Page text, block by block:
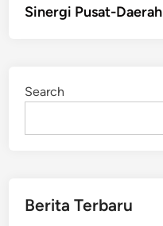
Sinergi Pusat-Daerah
Search
Berita Terbaru